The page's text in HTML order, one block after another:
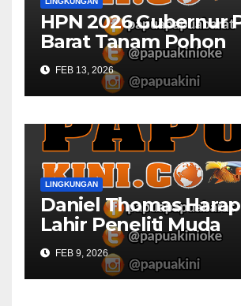
HPN 2026 Gubernur
Barat Tanam Pohon
FEB 13, 2026
LINGKUNGAN
Daniel Thomas
Lahir Peneliti Muda
FEB 9, 2026